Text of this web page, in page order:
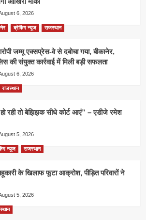
6, 2026
ब्रेकिंग न्यूज राजस्थान
जम्मू एक्सप्रेस-वे से दबोचा गया, बीकानेर,
की संयुक्त कार्रवाई में मिली बड़ी सफलता
6, 2026
राजस्थान
रही तो बेझिझक सीधे कोर्ट आएं” – एडीजे रमेश
5, 2026
न्यूज राजस्थान
के खिलाफ फूटा आक्रोश, पीड़ित परिवारों ने
5, 2026